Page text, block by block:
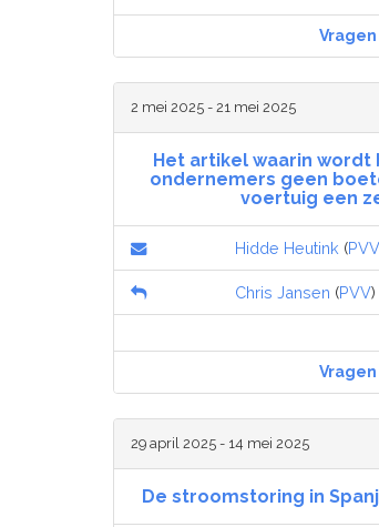
2 mei 2025 - 21 mei 2025
Het artikel waarin
ondernemers geen
voertuig een
Hidde Heutink (PVV
Chris Jansen (PVV)
29 april 2025 - 14 mei 2025
De stroomstoring in